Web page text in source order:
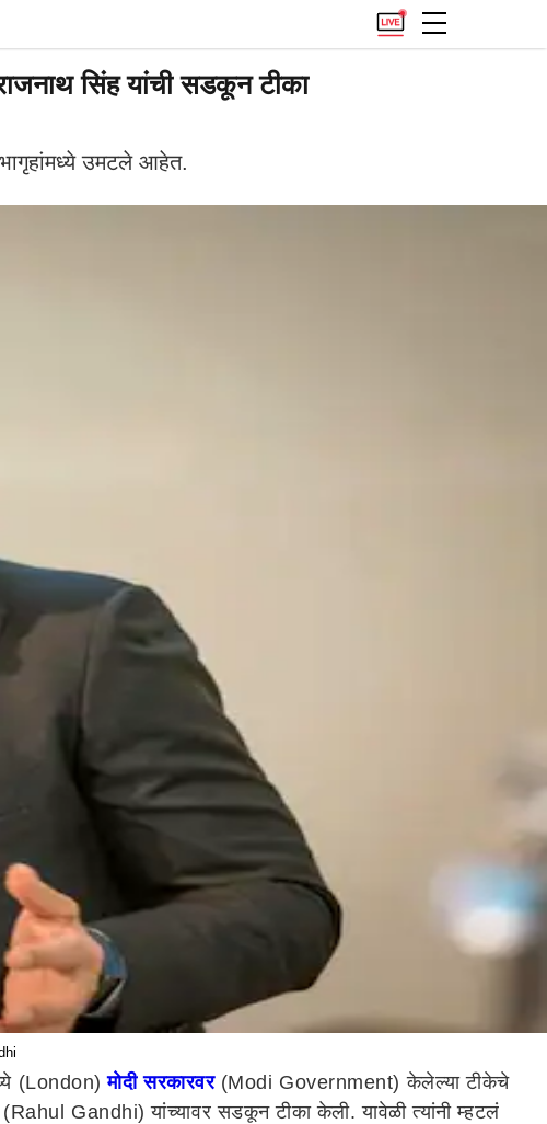
सिंह यांची सडकून टीका
उमटले आहेत.
(London)मोदी सरकारवर(Modi Government) केलेल्या टीकेचे
Gandhi) यांच्यावर सडकून टीका केली. यावेळी त्यांनी म्हटलं